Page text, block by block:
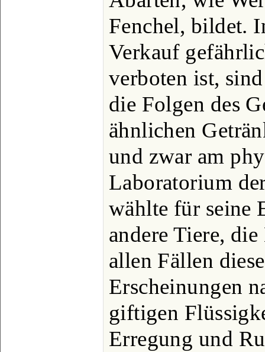
Fenchel, bildet.
Verkauf
verboten ist,
die Folgen des
ähnlichen
und zwar am
Laboratorium
wählte für seine
andere Tiere,
allen Fällen
Erscheinungen
giftigen
Erregung und